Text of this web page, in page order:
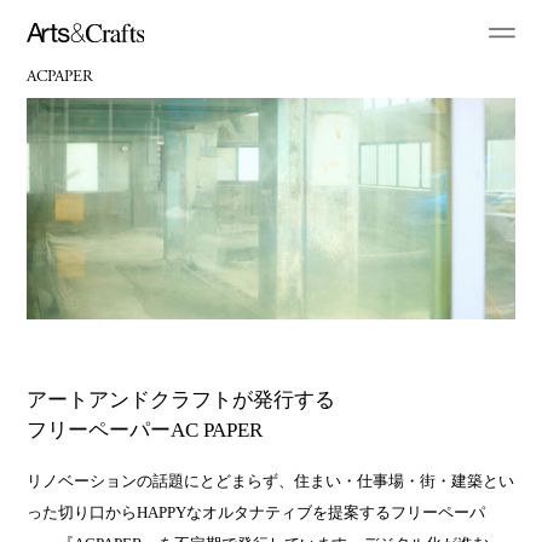
ACPAPER
アートアンドクラフトが発行する
フリーペーパーAC PAPER
リノベーションの話題にとどまらず、住まい・仕事場・街・建築とい
った切り口からHAPPYなオルタナティブを提案するフリーペーパ